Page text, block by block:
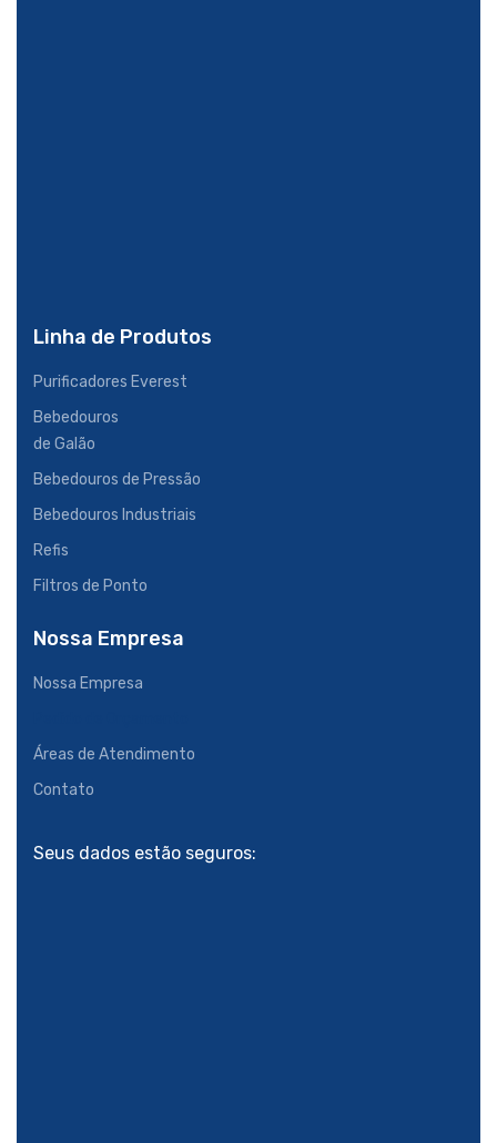
Linha de Produtos
Purificadores Everest
Bebedouros
de Galão
Bebedouros de Pressão
Bebedouros Industriais
Refis
Filtros de Ponto
Nossa Empresa
Nossa Empresa
Áreas de Atendimento
Contato
Seus dados estão seguros: